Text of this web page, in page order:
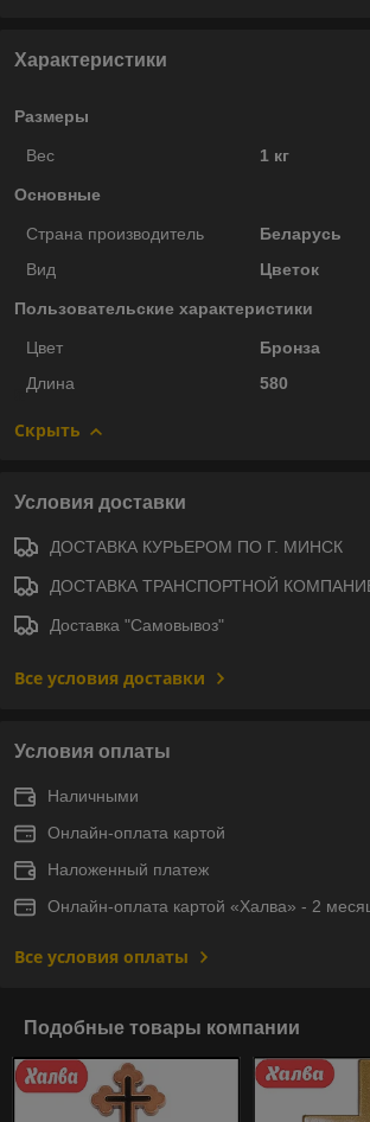
Характеристики
Размеры
Вес 1 кг
Основные
Страна производитель
Беларусь
Вид
Цветок
Пользовательские характеристики
Цвет
Бронза
Длина
580
Скрыть
Условия доставки
ДОСТАВКА КУРЬЕРОМ ПО Г. МИНСК
ДОСТАВКА ТРАНСПОРТНОЙ
Доставка "Самовывоз"
Все условия доставки
Условия оплаты
Наличными
Онлайн-оплата картой
Наложенный платеж
Онлайн-оплата картой «Халва» - 2
Все условия оплаты
Подобные товары компании